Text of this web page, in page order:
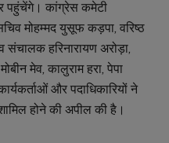
पहुंचेंगे। कांग्रेस कमेटी
मोहम्मद युसूफ कड़पा, वरिष्ठ
संचालक हरिनारायण अरोड़ा,
मेव, कालुराम हरा, पेपा
और पदाधिकारियों ने
होने की अपील की है।